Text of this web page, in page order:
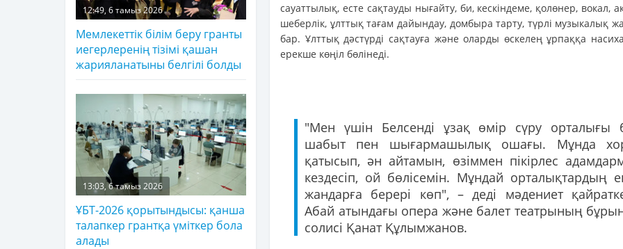
сауаттылық, есте сақтауды нығайту, би, кескіндеме, қолөнер, вокал,
шеберлік, ұлттық тағам дайындау, домбыра тарту, түрлі музыкалық
бар. Ұлттық дәстүрді сақтауға және оларды өскелең ұрпаққа
ерекше көңіл бөлінеді.
"Мен үшін Белсенді ұзақ өмір сүру орталығы
шабыт пен шығармашылық ошағы. Мұнда
қатысып, ән айтамын, өзіммен пікірлес
кездесіп, ой бөлісемін. Мұндай орталықтардың
жандарға берері көп", – деді мәдениет
Абай атындағы опера және балет театрының
солисі Қанат Құлымжанов.
12:49, 6 тамыз 2026
Мемлекеттік білім беру гранты
иегерлеренің тізімі қашан
жарияланатыны белгілі болды
13:03, 6 тамыз 2026
ҰБТ-2026 қорытындысы: қанша
талапкер грантқа үміткер бола
алады